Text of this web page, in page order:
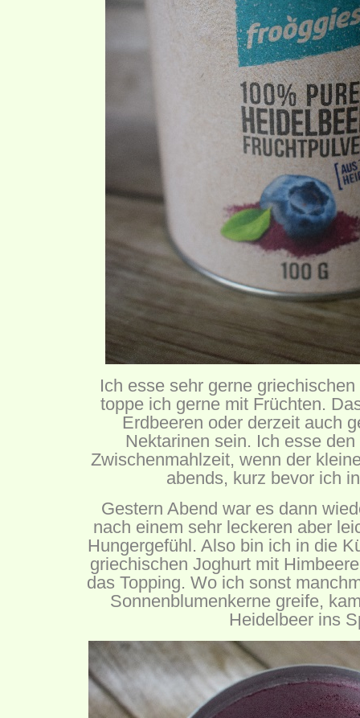
Ich esse sehr gerne
toppe ich gerne mit Früchten.
Erdbeeren oder derzeit auch
Nektarinen sein. Ich esse
Zwischenmahlzeit, wenn der
abends, kurz bevor ich
Gestern Abend war es dann
nach einem sehr leckeren aber
Hungergefühl. Also bin ich in die
griechischen Joghurt mit
das Topping. Wo ich sonst
Sonnenblumenkerne greife,
Heidelbeer ins